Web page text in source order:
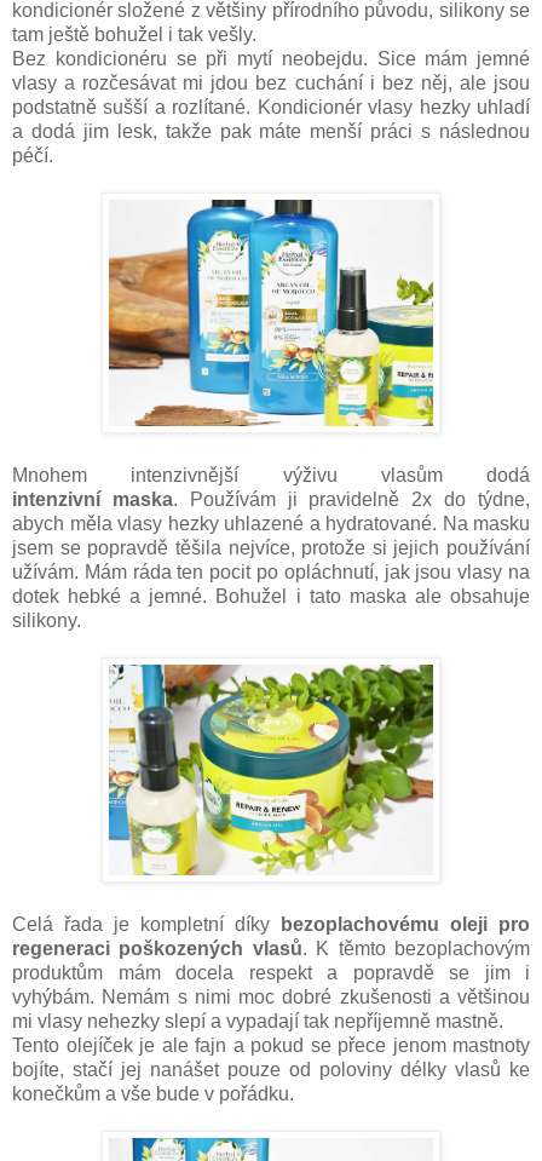
kondicionér složené z většiny přírodního původu, silikony se
tam ještě bohužel i tak vešly.
Bez kondicionéru se při mytí neobejdu. Sice mám jemné
vlasy a rozčesávat mi jdou bez cuchání i bez něj, ale jsou
podstatně sušší a rozlítané. Kondicionér vlasy hezky uhladí
a dodá jim lesk, takže pak máte menší práci s následnou
péčí.
Mnohem intenzivnější výživu vlasům dodá
intenzivní
maska. Používám ji pravidelně 2x do týdne,
abych měla vlasy hezky uhlazené a hydratované. Na masku
jsem se popravdě těšila nejvíce, protože si jejich používání
užívám. Mám ráda ten pocit po opláchnutí, jak jsou vlasy na
dotek hebké a jemné. Bohužel i tato maska ale obsahuje
silikony.
Celá řada je kompletní díky
bezoplachovému oleji pro
regeneraci poškozených vlasů. K těmto bezoplachovým
produktům mám docela respekt a popravdě se jim i
vyhýbám. Nemám s nimi moc dobré zkušenosti a většinou
mi vlasy nehezky slepí a vypadají tak nepříjemně mastně.
Tento olejíček je ale fajn a pokud se přece jenom mastnoty
bojíte, stačí jej nanášet pouze od poloviny délky vlasů ke
konečkům a vše bude v pořádku.